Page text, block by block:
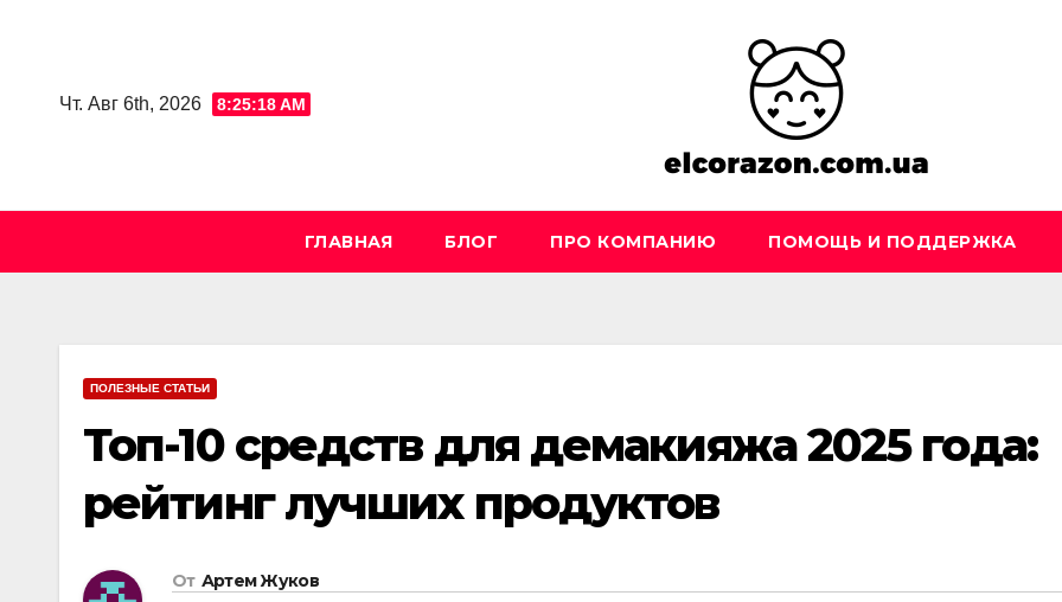
Чт. Авг 6th, 2026
8:25:19 AM
ГЛАВНАЯ БЛОГ ПРО КОМПАНИЮ ПОМОЩЬ И ПОДДЕРЖКА
ПОЛЕЗНЫЕ СТАТЬИ
Топ-10 средств для демакияжа 2025 года:
рейтинг лучших продуктов
От Артем Жуков